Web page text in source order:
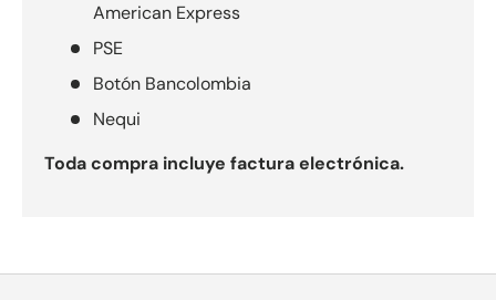
American Express
PSE
Botón Bancolombia
Nequi
Toda compra incluye factura electrónica.